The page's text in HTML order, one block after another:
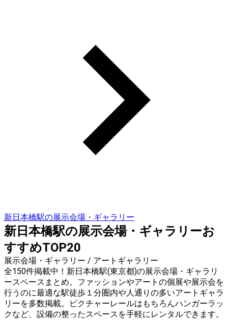
新日本橋駅の展示会場・ギャラリー
新日本橋駅の展示会場・ギャラリーお
すすめTOP20
展示会場・ギャラリー / アートギャラリー
全150件掲載中！新日本橋駅(東京都)の展示会場・ギャラリ
ースペースまとめ。ファッションやアートの個展や展示会を
行うのに最適な駅徒歩１分圏内や人通りの多いアートギャラ
リーを多数掲載。ピクチャーレールはもちろんハンガーラッ
クなど、設備の整ったスペースを手軽にレンタルできます。